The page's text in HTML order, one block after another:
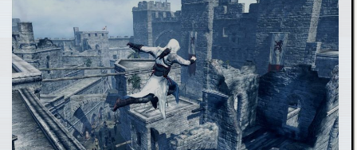
Ubisoft
Montreal